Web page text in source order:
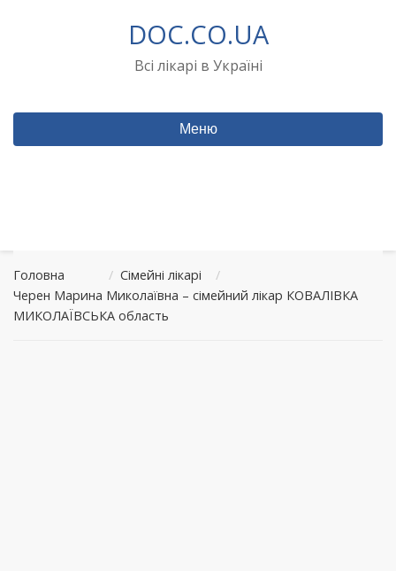
DOC.CO.UA
Всі лікарі в Україні
Меню
Головна / Сімейні лікарі
/
Черен Марина Миколаївна – сімейний лікар КОВАЛІВКА
МИКОЛАЇВСЬКА область